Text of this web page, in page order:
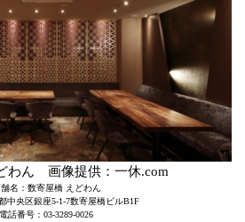
わん 画像提供：一休.com
舗名：数寄屋橋 えどわん
中央区銀座5-1-7数寄屋橋ビルB1F
電話番号：03-3289-0026